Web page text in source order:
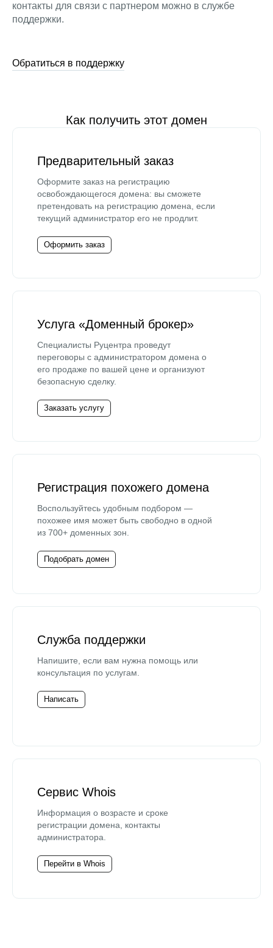
контакты для связи с партнером можно в службе
поддержки.
Обратиться в поддержку
Как получить этот домен
Предварительный заказ
Оформите заказ на регистрацию
освобождающегося домена: вы сможете
претендовать на регистрацию домена, если
текущий администратор его не продлит.
Оформить заказ
Услуга «Доменный брокер»
Специалисты Руцентра проведут
переговоры с администратором домена о
его продаже по вашей цене и организуют
безопасную сделку.
Заказать услугу
Регистрация похожего домена
Воспользуйтесь удобным подбором —
похожее имя может быть свободно в одной
из 700+ доменных зон.
Подобрать домен
Служба поддержки
Напишите, если вам нужна помощь или
консультация по услугам.
Написать
Сервис Whois
Информация о возрасте и сроке
регистрации домена, контакты
администратора.
Перейти в Whois